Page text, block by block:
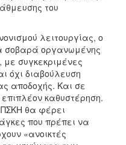
του
λειτουργίας, ο
σοβαρά οργανωμένης
με συγκεκριμένες
όχι διαβούλευση
αποδοχής. Και σε
καθυστέρηση.
ΠΣΚΗ θα φέρει
που πρέπει να
«ανοικτές